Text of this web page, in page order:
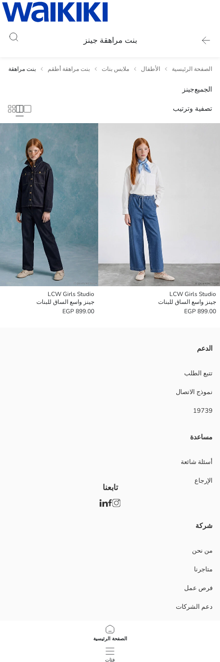
بنت مراهقة جينز
الصفحة الرئيسية
فئات
الصفحة الرئيسية الأطفال ملابس بنات بنت مراهقة أطقم بنت مراهقة
الجميعجينز
تصفية وترتيب
LCW Girls Studio
جينز واسع الساق للبنات
899.00 EGP
LCW Girls Studio
جينز واسع الساق للبنات
899.00 EGP
الدعم
تتبع الطلب
نموذج الاتصال
19739
مساعدة
أسئلة شائعة
الإرجاع
شركة
من نحن
متاجرنا
فرص عمل
دعم الشركات
تابعنا